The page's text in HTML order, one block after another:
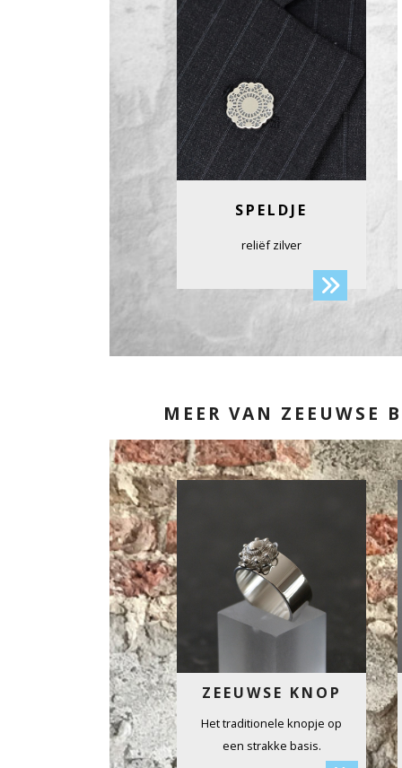
SPELDJE
reliëf zilver
MEER VAN ZEEUWSE
ZEEUWSE KNOP
Het traditionele knopje op
een strakke basis.